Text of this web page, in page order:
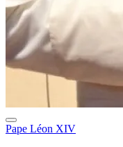
Pape Léon XIV